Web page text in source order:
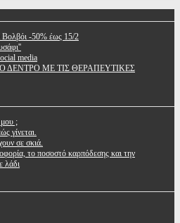
Βολβόι -50% έως 15/2
media
ΜΕ ΤΙΣ ΘΕΡΑΠΕΥΤΙΚΕΣ
;
γίνεται.
σε σκιά.
το ποσοστό καρπόδεσης και την
λάδι